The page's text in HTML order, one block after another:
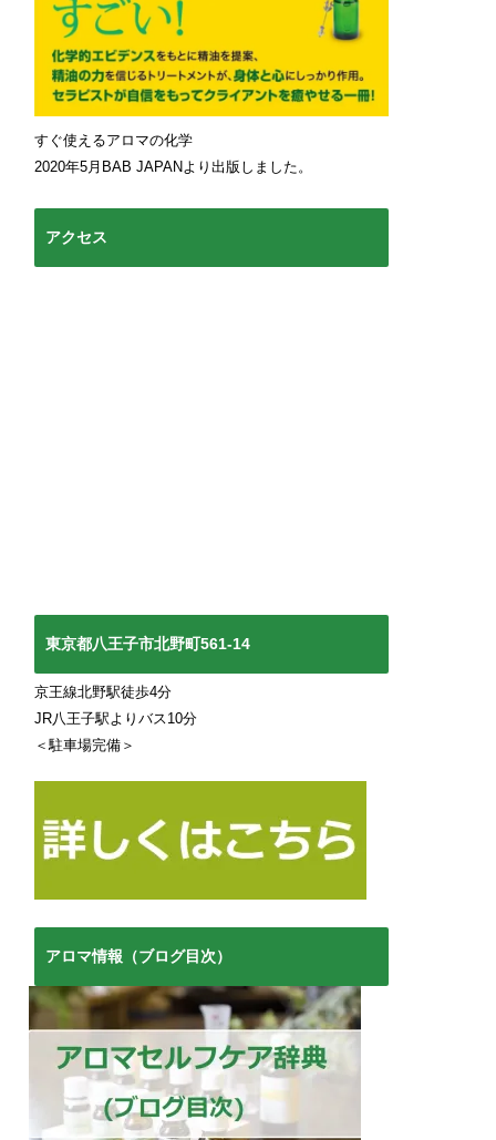
すぐ使えるアロマの化学
2020年5月BAB JAPANより出版しました。
アクセス
東京都八王子市北野町561-14
京王線北野駅徒歩4分
JR八王子駅よりバス10分
＜駐車場完備＞
アロマ情報（ブログ目次）